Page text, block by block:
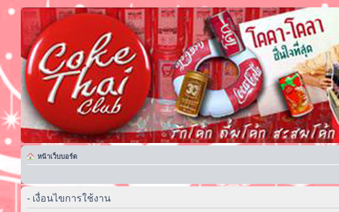
หน้าเว็บบอร์ด
- เงื่อนไขการใช้งาน